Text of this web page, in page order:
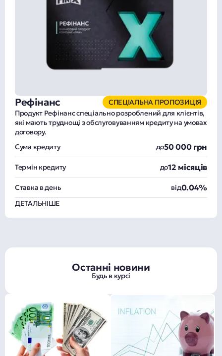
Рефінанс
СПЕЦІАЛЬНА ПРОПОЗИЦІЯ
Продукт Рефінанс спеціально розроблений для клієнтів,
які мають труднощі з обслуговуванням кредиту на умовах
договору.
Сума кредиту
до50 000 грн
Термін кредиту до12 місяців
Ставка в день від0.04%
ДЕТАЛЬНІШЕ
Останні новини
Будь в курсі